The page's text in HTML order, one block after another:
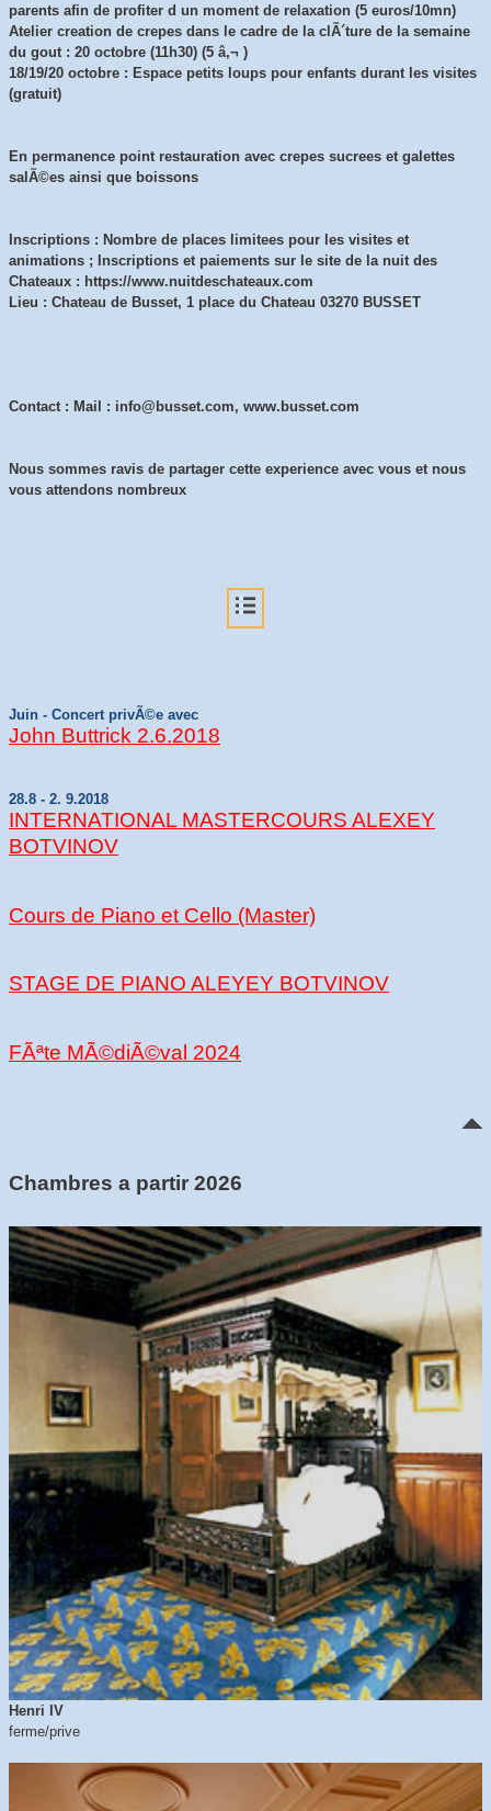
parents afin de profiter d un moment de relaxation (5 euros/10mn)
Atelier creation de crepes dans le cadre de la clÃ´ture de la semaine
du gout : 20 octobre (11h30) (5 â‚¬ )
18/19/20 octobre : Espace petits loups pour enfants durant les visites
(gratuit)
En permanence point restauration avec crepes sucrees et galettes
salÃ©es ainsi que boissons
Inscriptions : Nombre de places limitees pour les visites et
animations ; Inscriptions et paiements sur le site de la nuit des
Chateaux : https://www.nuitdeschateaux.com
Lieu : Chateau de Busset, 1 place du Chateau 03270 BUSSET
Contact : Mail : info@busset.com, www.busset.com
Nous sommes ravis de partager cette experience avec vous et nous
vous attendons nombreux
Juin - Concert privÃ©e avec
John Buttrick 2.6.2018
28.8 - 2. 9.2018
INTERNATIONAL MASTERCOURS ALEXEY
BOTVINOV
Cours de Piano et Cello (Master)
STAGE DE PIANO ALEYEY BOTVINOV
FÃªte MÃ©diÃ©val 2024
Chambres a partir 2026
Henri IV
ferme/prive